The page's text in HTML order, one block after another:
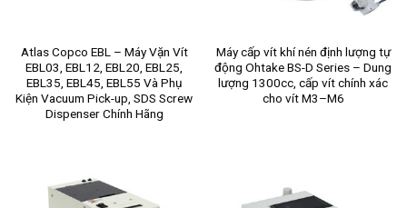
Atlas Copco EBL – Máy Vặn Vít
EBL03, EBL12, EBL20, EBL25,
EBL35, EBL45, EBL55 Và Phụ
Kiện Vacuum Pick-up, SDS Screw
Dispenser Chính Hãng
Máy cấp vít khí nén định lượng tự
động Ohtake BS-D Series – Dung
lượng 1300cc, cấp vít chính xác
cho vít M3–M6